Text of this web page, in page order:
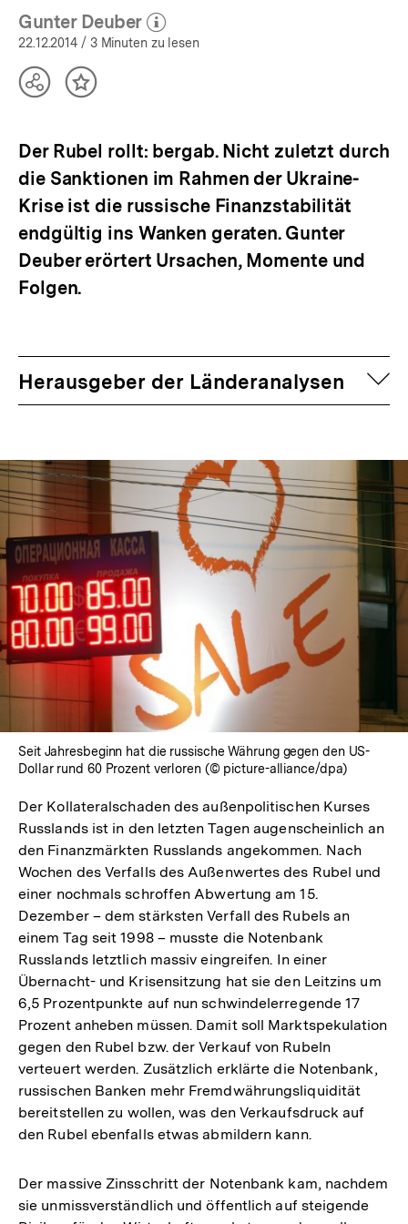
Gunter Deuber
(Mehr zum Autor)
öffnen
22.12.2014 / 3 Minuten zu lesen
TeilenInhalt
Der Rubel rollt: bergab. Nicht zuletzt durch
die Sanktionen im Rahmen der Ukraine-
Krise ist die russische Finanzstabilität
endgültig ins Wanken geraten. Gunter
Deuber erörtert Ursachen, Momente und
Folgen.
Herausgeber der Länderanalysen
Seit Jahresbeginn hat die russische Währung gegen den US-
Dollar rund 60 Prozent verloren (© picture-alliance/dpa)
Der Kollateralschaden des außenpolitischen Kurses
Russlands ist in den letzten Tagen augenscheinlich an
den Finanzmärkten Russlands angekommen. Nach
Wochen des Verfalls des Außenwertes des Rubel und
einer nochmals schroffen Abwertung am 15.
Dezember – dem stärksten Verfall des Rubels an
einem Tag seit 1998 – musste die Notenbank
Russlands letztlich massiv eingreifen. In einer
Übernacht- und Krisensitzung hat sie den Leitzins um
6,5 Prozentpunkte auf nun schwindelerregende 17
Prozent anheben müssen. Damit soll Marktspekulation
gegen den Rubel bzw. der Verkauf von Rubeln
verteuert werden. Zusätzlich erklärte die Notenbank,
russischen Banken mehr Fremdwährungsliquidität
bereitstellen zu wollen, was den Verkaufsdruck auf
den Rubel ebenfalls etwas abmildern kann.
Der massive Zinsschritt der Notenbank kam, nachdem
sie unmissverständlich und öffentlich auf steigende